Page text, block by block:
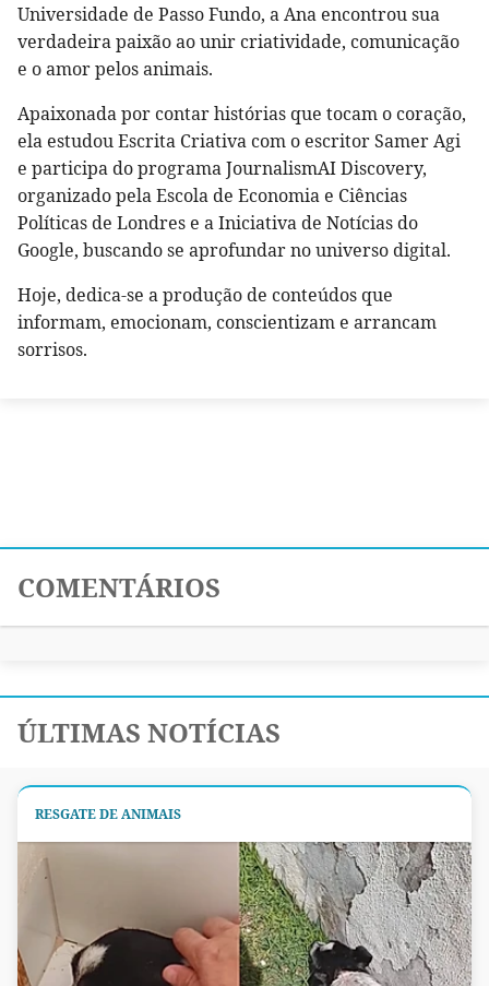
Universidade de Passo Fundo, a Ana encontrou sua
verdadeira paixão ao unir criatividade, comunicação
e o amor pelos animais.
Apaixonada por contar histórias que tocam o coração,
ela estudou Escrita Criativa com o escritor Samer Agi
e participa do programa JournalismAI Discovery,
organizado pela Escola de Economia e Ciências
Políticas de Londres e a Iniciativa de Notícias do
Google, buscando se aprofundar no universo digital.
Hoje, dedica-se a produção de conteúdos que
informam, emocionam, conscientizam e arrancam
sorrisos.
COMENTÁRIOS
ÚLTIMAS NOTÍCIAS
RESGATE DE ANIMAIS